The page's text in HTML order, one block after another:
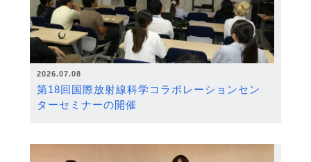
2026.07.08
第18回国際放射線科学コラボレーションセン
ターセミナーの開催